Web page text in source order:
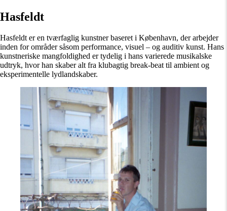
Hasfeldt
Hasfeldt er en tværfaglig kunstner baseret i København, der arbejder
inden for områder såsom performance, visuel – og auditiv kunst. Hans
kunstneriske mangfoldighed er tydelig i hans varierede musikalske
udtryk, hvor han skaber alt fra klubagtig break-beat til ambient og
eksperimentelle lydlandskaber.